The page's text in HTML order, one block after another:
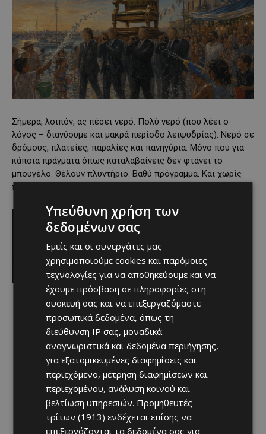
Σήμερα, λοιπόν, ας πέσει νερό. Πολύ νερό (που λέει ο
λόγος – διανύουμε και μακρά περίοδο λειψυδρίας). Νερό σε
δρόμους, πλατείες, παραλίες και πανηγύρια. Μόνο που για
κάποια πράγματα όπως καταλαβαίνεις δεν φτάνει το
μπουγέλο. Θέλουν πλυντήριο. Βαθύ πρόγραμμα. Και χωρίς
πρόπλυση συνεννόησης.
Υπεύθυνη χρήση των
δεδομένων σας
Εμείς και οι συνεργάτες μας
χρησιμοποιούμε cookies και παρόμοιες
τεχνολογίες για να αποθηκεύουμε και να
έχουμε πρόσβαση σε πληροφορίες στη
συσκευή σας και να επεξεργαζόμαστε
προσωπικά δεδομένα, όπως τη
διεύθυνση IP σας, μοναδικά
αναγνωριστικά και δεδομένα περιήγησης,
για εξατομικευμένες διαφημίσεις και
περιεχόμενο, μέτρηση διαφημίσεων και
περιεχομένου, ανάλυση κοινού και
βελτίωση υπηρεσιών. Προμηθευτές
τρίτων (1913) ενδέχεται επίσης να
επεξεργάζονται τα δεδομένα σας για